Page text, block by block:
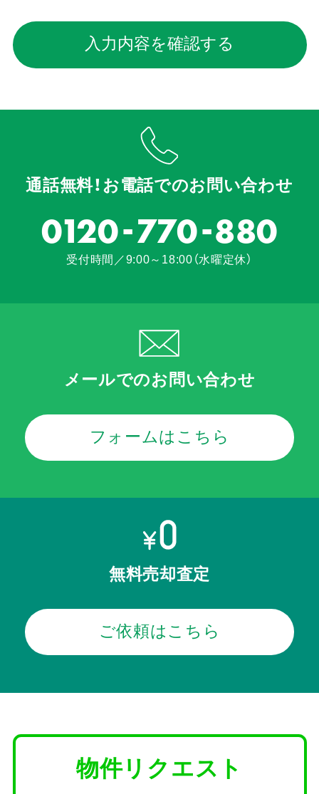
入力内容を確認する
通話無料！お電話でのお問い合わせ
0120-770-880
受付時間／9:00～18:00（水曜定休）
メールでのお問い合わせ
フォームはこちら
無料売却査定
ご依頼はこちら
物件リクエスト